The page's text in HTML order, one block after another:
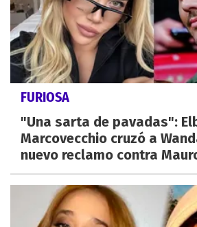
FURIOSA
"Una sarta de pavadas":
Marcovecchio cruzó a
nuevo reclamo contra